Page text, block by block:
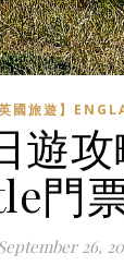
英國旅遊】
遊
門
26,